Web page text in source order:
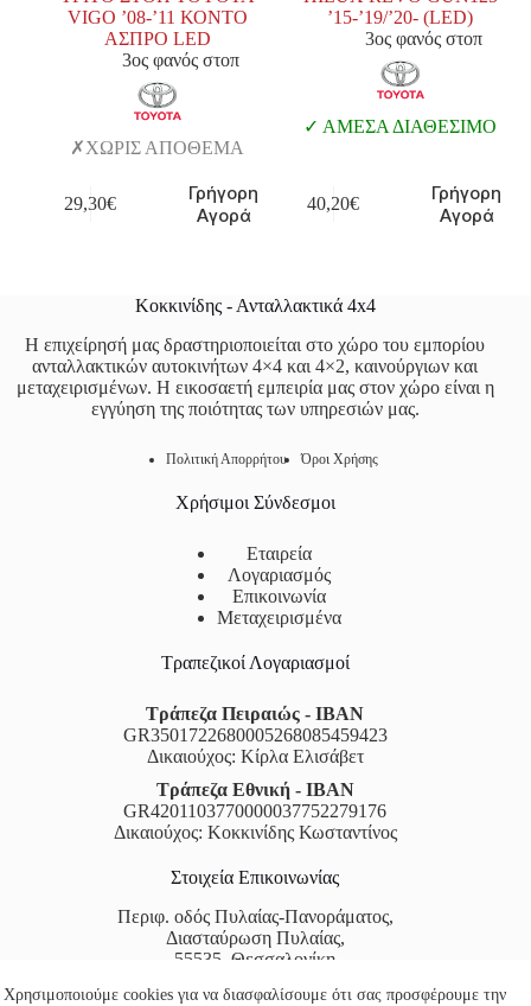
Χρησιμοποιούμε cookies για να διασφαλίσουμε ότι σας προσφέρουμε την
VIGO ’08-’11 ΚΟΝΤΟ
ΑΣΠΡΟ LED
3ος φανός στοπ
ΧΩΡΙΣ ΑΠΟΘΕΜΑ
29,30€
Γρήγορη
Αγορά
’15-’19/’20- (LED)
3ος φανός στοπ
ΑΜΕΣΑ ΔΙΑΘΕΣΙΜΟ
40,20€
Γρήγορη
Αγορά
Κοκκινίδης - Ανταλλακτικά 4x4
Η επιχείρησή μας δραστηριοποιείται στο χώρο του εμπορίου
ανταλλακτικών αυτοκινήτων 4×4 και 4×2, καινούργιων και
μεταχειρισμένων. Η εικοσαετή εμπειρία μας στον χώρο είναι η
εγγύηση της ποιότητας των υπηρεσιών μας.
Πολιτική Απορρήτου Όροι Χρήσης
Χρήσιμοι Σύνδεσμοι
Εταιρεία
Λογαριασμός
Επικοινωνία
Μεταχειρισμένα
Τραπεζικοί Λογαριασμοί
Τράπεζα Πειραιώς - IBAN
GR3501722680005268085459423
Δικαιούχος: Κίρλα Ελισάβετ
Τράπεζα Εθνική - IBAN
GR4201103770000037752279176
Δικαιούχος: Κοκκινίδης Κωσταντίνος
Στοιχεία Επικοινωνίας
Περιφ. οδός Πυλαίας-Πανοράματος,
Διασταύρωση Πυλαίας,
55535, Θεσσαλονίκη
Τηλέφωνο:2310522666&2310324134